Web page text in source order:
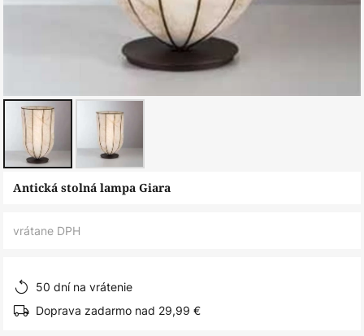
Preskočiť
Antická stolná lampa Giara
vrátane DPH
50 dní na vrátenie
Doprava zadarmo nad 29,99 €